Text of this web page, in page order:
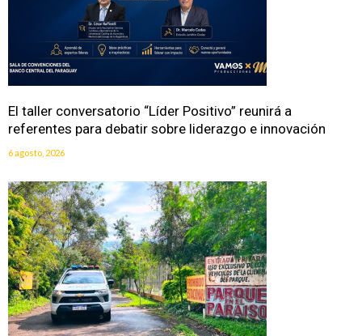
El taller conversatorio “Líder Positivo” reunirá a
referentes para debatir sobre liderazgo e innovación
6 agosto, 2026